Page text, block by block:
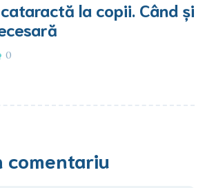
la copii. Când și
0
comentariu